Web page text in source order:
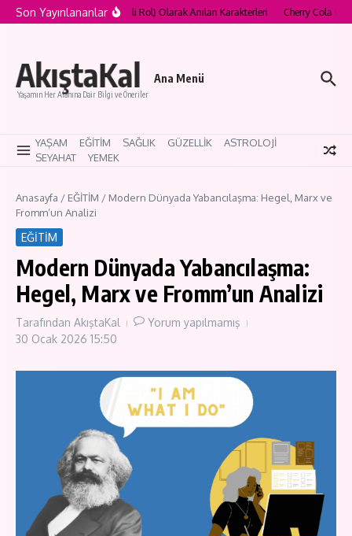
İçeriğe atla
Son Yayınlananlar
“Curse Role” (Lanetli Rol) Olarak Anılan Karakterleri Cherry Cola
AkıştaKal
Yaşamın Her Alanına Dair Bilgi ve Öneriler
Ana Menü
YAŞAM EĞİTİM SAĞLIK GÜZELLİK
ASTROLOJİ
SEYAHAT
YEMEK
Anasayfa / EĞİTİM / Modern Dünyada Yabancılaşma: Hegel, Marx ve
Fromm’un Analizi
EĞİTİM
Modern Dünyada Yabancılaşma:
Hegel, Marx ve Fromm’un Analizi
Tarafından AkıştaKal
Yorum yapılmamış
30 Ocak 2026 15:50